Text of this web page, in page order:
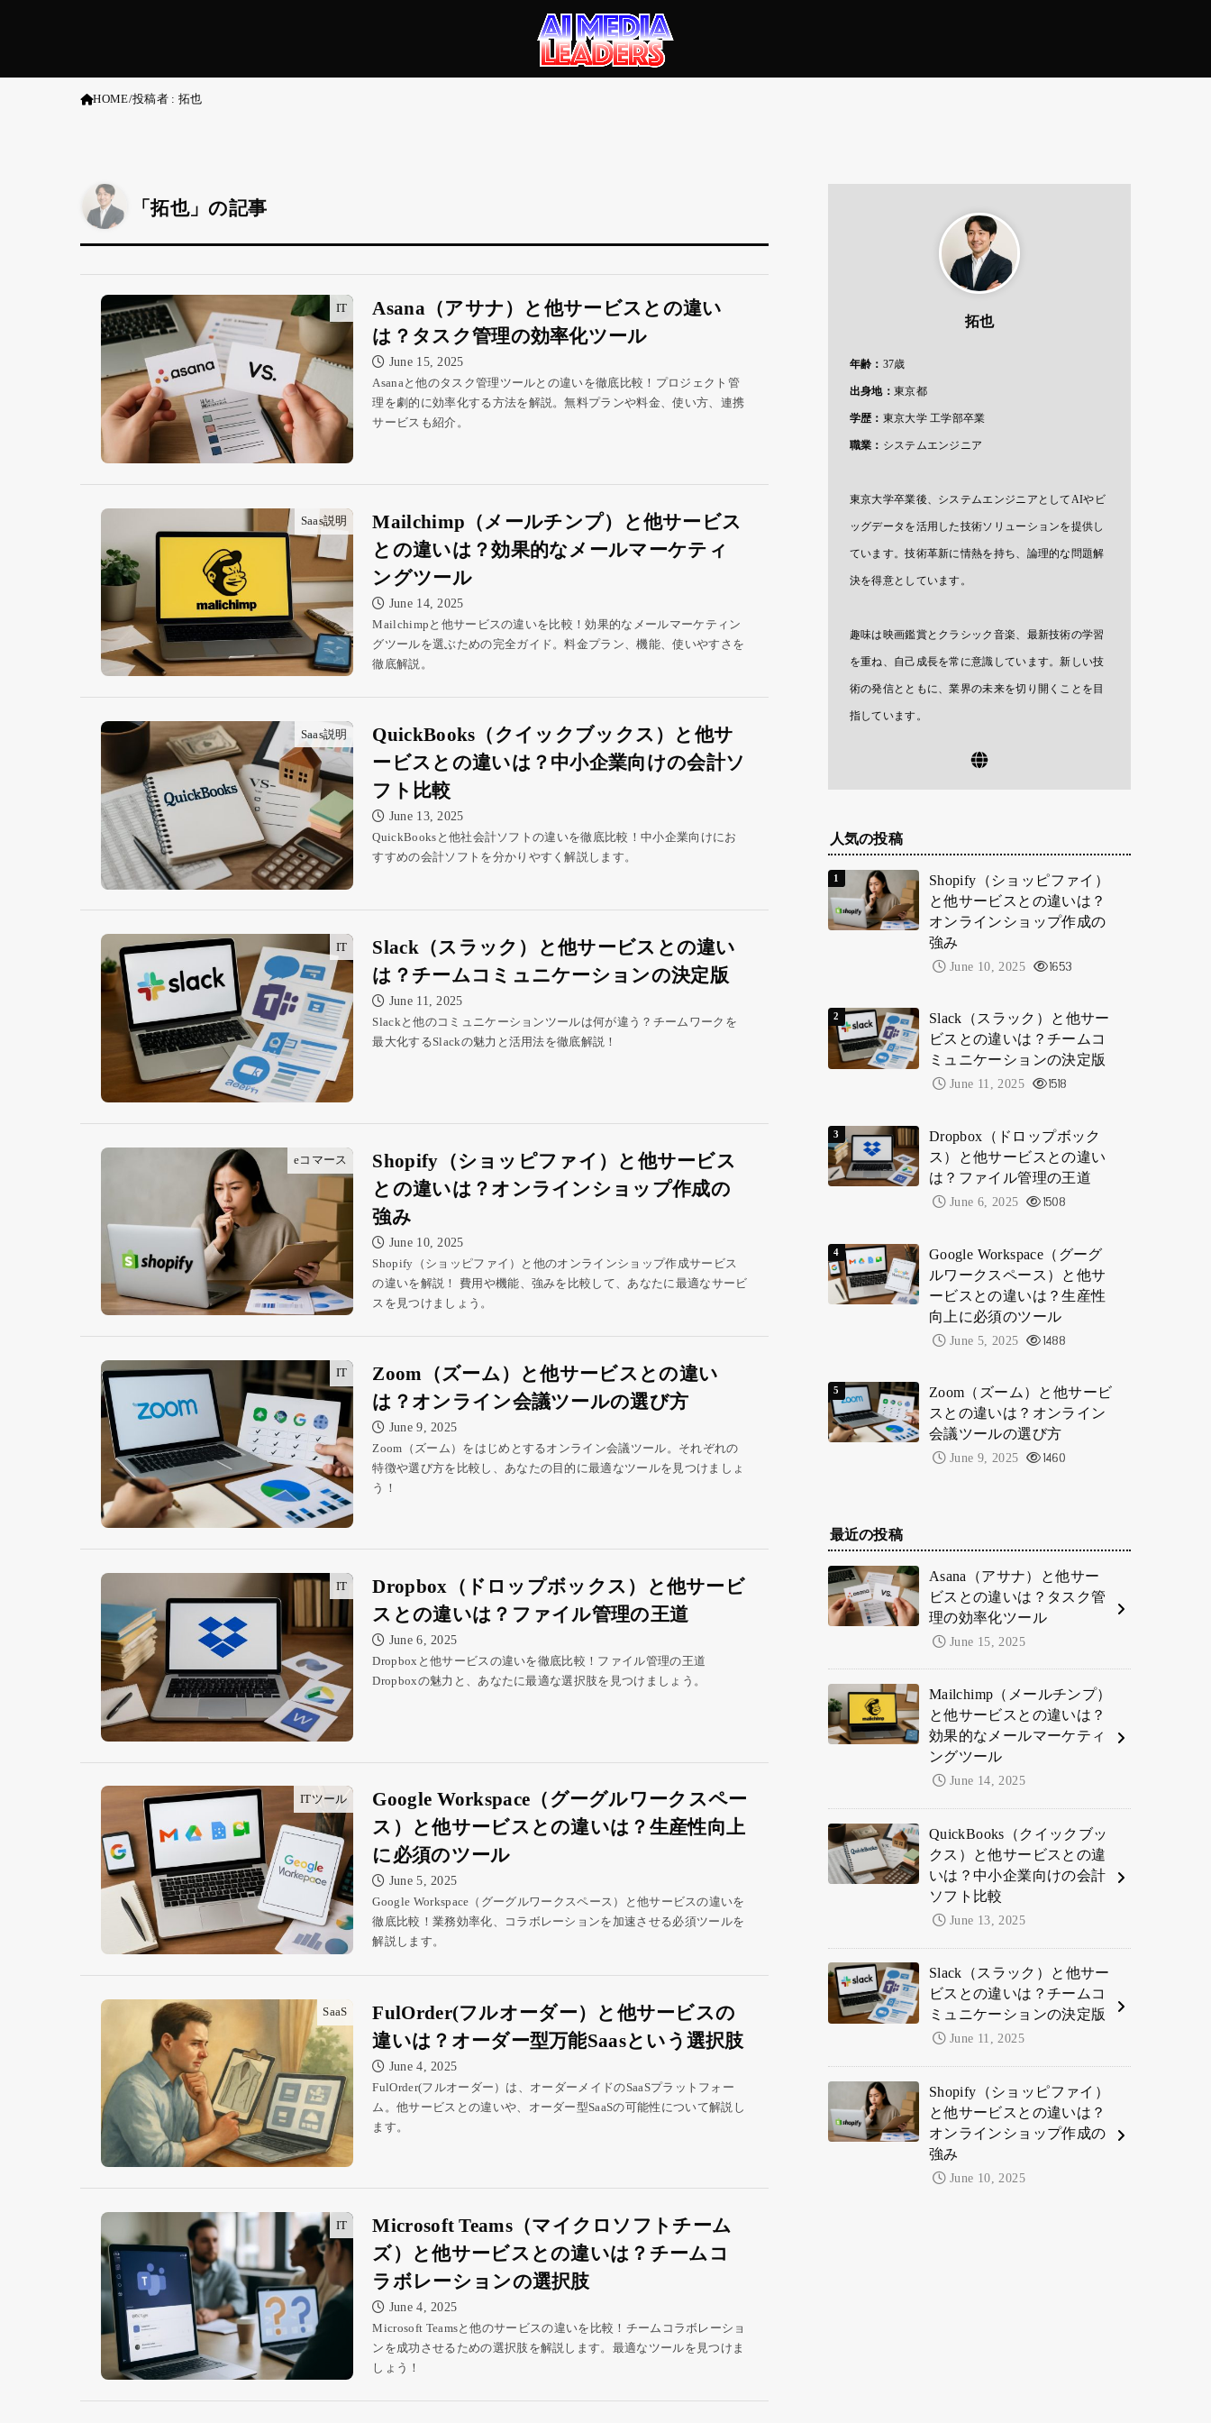
HOME 投稿者 : 拓也
「拓也」の記事
IT
Asana（アサナ）と他サービスとの違い
は？タスク管理の効率化ツール
June 15, 2025
Asanaと他のタスク管理ツールとの違いを徹底比較！プロジェクト管
理を劇的に効率化する方法を解説。無料プランや料金、使い方、連携
サービスも紹介。
Saas説明
Mailchimp（メールチンプ）と他サービス
との違いは？効果的なメールマーケティ
ングツール
June 14, 2025
Mailchimpと他サービスの違いを比較！効果的なメールマーケティン
グツールを選ぶための完全ガイド。料金プラン、機能、使いやすさを
徹底解説。
Saas説明
QuickBooks（クイックブックス）と他サ
ービスとの違いは？中小企業向けの会計ソ
フト比較
June 13, 2025
QuickBooksと他社会計ソフトの違いを徹底比較！中小企業向けにお
すすめの会計ソフトを分かりやすく解説します。
IT
Slack（スラック）と他サービスとの違い
は？チームコミュニケーションの決定版
June 11, 2025
Slackと他のコミュニケーションツールは何が違う？チームワークを
最大化するSlackの魅力と活用法を徹底解説！
eコマース
Shopify（ショッピファイ）と他サービス
との違いは？オンラインショップ作成の
強み
June 10, 2025
Shopify（ショッピファイ）と他のオンラインショップ作成サービス
の違いを解説！ 費用や機能、強みを比較して、あなたに最適なサービ
スを見つけましょう。
IT
Zoom（ズーム）と他サービスとの違い
は？オンライン会議ツールの選び方
June 9, 2025
Zoom（ズーム）をはじめとするオンライン会議ツール。それぞれの
特徴や選び方を比較し、あなたの目的に最適なツールを見つけましょ
う！
IT
Dropbox（ドロップボックス）と他サービ
スとの違いは？ファイル管理の王道
June 6, 2025
Dropboxと他サービスの違いを徹底比較！ファイル管理の王道
Dropboxの魅力と、あなたに最適な選択肢を見つけましょう。
ITツール
Google Workspace（グーグルワークスペー
ス）と他サービスとの違いは？生産性向上
に必須のツール
June 5, 2025
Google Workspace（グーグルワークスペース）と他サービスの違いを
徹底比較！業務効率化、コラボレーションを加速させる必須ツールを
解説します。
SaaS
FulOrder(フルオーダー）と他サービスの
違いは？オーダー型万能Saasという選択肢
June 4, 2025
FulOrder(フルオーダー）は、オーダーメイドのSaaSプラットフォー
ム。他サービスとの違いや、オーダー型SaaSの可能性について解説し
ます。
IT
Microsoft Teams（マイクロソフトチーム
ズ）と他サービスとの違いは？チームコ
ラボレーションの選択肢
June 4, 2025
Microsoft Teamsと他のサービスの違いを比較！チームコラボレーショ
ンを成功させるための選択肢を解説します。最適なツールを見つけま
しょう！
拓也
年齢： 37歳
出身地： 東京都
学歴： 東京大学 工学部卒業
職業： システムエンジニア
東京大学卒業後、システムエンジニアとしてAIやビ
ッグデータを活用した技術ソリューションを提供し
ています。技術革新に情熱を持ち、論理的な問題解
決を得意としています。
趣味は映画鑑賞とクラシック音楽、最新技術の学習
を重ね、自己成長を常に意識しています。新しい技
術の発信とともに、業界の未来を切り開くことを目
指しています。
人気の投稿
Shopify（ショッピファイ）
と他サービスとの違いは？
オンラインショップ作成の
強み
June 10, 2025 1653
Slack（スラック）と他サー
ビスとの違いは？チームコ
ミュニケーションの決定版
June 11, 2025 1518
Dropbox（ドロップボック
ス）と他サービスとの違い
は？ファイル管理の王道
June 6, 2025 1508
Google Workspace（グーグ
ルワークスペース）と他サ
ービスとの違いは？生産性
向上に必須のツール
June 5, 2025 1488
Zoom（ズーム）と他サービ
スとの違いは？オンライン
会議ツールの選び方
June 9, 2025 1460
最近の投稿
Asana（アサナ）と他サー
ビスとの違いは？タスク管
理の効率化ツール
June 15, 2025
Mailchimp（メールチンプ）
と他サービスとの違いは？
効果的なメールマーケティ
ングツール
June 14, 2025
QuickBooks（クイックブッ
クス）と他サービスとの違
いは？中小企業向けの会計
ソフト比較
June 13, 2025
Slack（スラック）と他サー
ビスとの違いは？チームコ
ミュニケーションの決定版
June 11, 2025
Shopify（ショッピファイ）
と他サービスとの違いは？
オンラインショップ作成の
強み
June 10, 2025